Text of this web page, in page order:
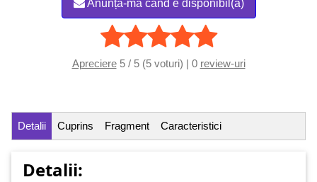
Anunță-mă când e disponibil(ă)
Apreciere5 / 5 (5 voturi) | 0 review-uri
Detalii Cuprins Fragment Caracteristici
Detalii: